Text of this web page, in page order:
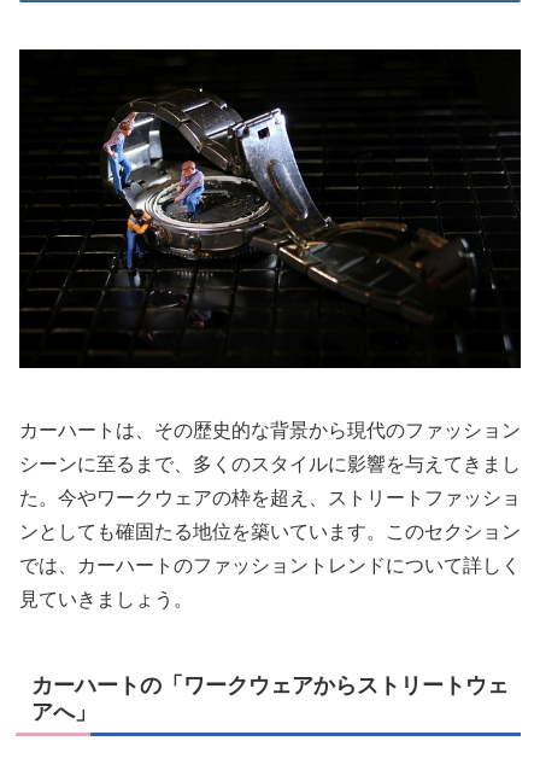
カーハートは、その歴史的な背景から現代のファッション
シーンに至るまで、多くのスタイルに影響を与えてきまし
た。今やワークウェアの枠を超え、ストリートファッショ
ンとしても確固たる地位を築いています。このセクション
では、カーハートのファッショントレンドについて詳しく
見ていきましょう。
カーハートの「ワークウェアからストリートウェ
アへ」